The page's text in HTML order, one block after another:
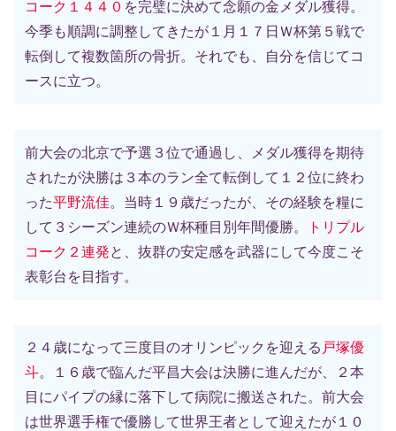
コーク１４４０ を完璧に決めて念願の金メダル獲得。
今季も順調に調整してきたが１月１７日Ｗ杯第５戦で
転倒して複数箇所の骨折。それでも、自分を信じてコ
ースに立つ。
前大会の北京で予選３位で通過し、メダル獲得を期待
されたが決勝は３本のラン全て転倒して１２位に終わ
った平野流佳。当時１９歳だったが、その経験を糧に
して３シーズン連続のＷ杯種目別年間優勝。
トリプル
コーク２連発と、抜群の安定感を武器にして今度こそ
表彰台を目指す。
２４歳になって三度目のオリンピックを迎える 戸塚優
斗。１６歳で臨んだ平昌大会は決勝に進んだが、２本
目にパイプの縁に落下して病院に搬送された。前大会
は世界選手権で優勝して世界王者として迎えたが１０